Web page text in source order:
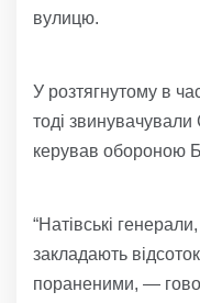
вулицю.
У розтягнутому в
тоді звинувачували
керував обороною
“Натівські
закладають
пораненими, —